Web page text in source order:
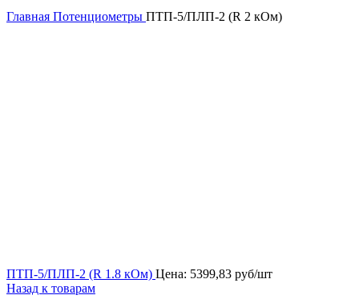
Главная Потенциометры ПТП-5/ПЛП-2 (R 2 кОм)
ПТП-5/ПЛП-2 (R 1.8 кОм) Цена: 5399,83 руб/шт
Назад к товарам